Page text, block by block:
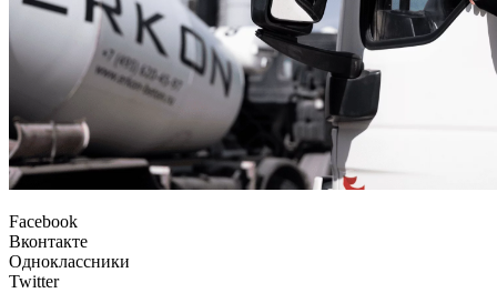
Facebook
Вконтакте
Одноклассники
Twitter